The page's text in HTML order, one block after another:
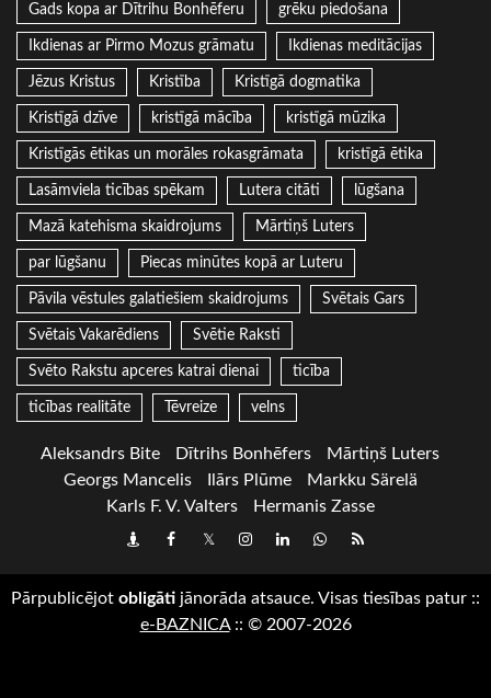
Gads kopa ar Dītrihu Bonhēferu grēku piedošana
Ikdienas ar Pirmo Mozus grāmatu Ikdienas meditācijas
Jēzus Kristus Kristība Kristīgā dogmatika
Kristīgā dzīve kristīgā mācība kristīgā mūzika
Kristīgās ētikas un morāles rokasgrāmata kristīgā ētika
Lasāmviela ticības spēkam Lutera citāti lūgšana
Mazā katehisma skaidrojums Mārtiņš Luters
par lūgšanu Piecas minūtes kopā ar Luteru
Pāvila vēstules galatiešiem skaidrojums Svētais Gars
Svētais Vakarēdiens Svētie Raksti
Svēto Rakstu apceres katrai dienai ticība
ticības realitāte Tēvreize velns
Aleksandrs Bite Dītrihs Bonhēfers
Mārtiņš Luters
Georgs Mancelis
Ilārs Plūme
Markku Särelä
Karls F. V. Valters
Hermanis Zasse
DraugiemFacebook
TwitterInstagram
LinkedInwhatsapp
RSS
Pārpublicējot obligāti jānorāda atsauce. Visas tiesības patur ::
e-BAZNICA:: © 2007-2026